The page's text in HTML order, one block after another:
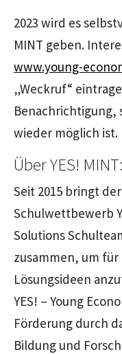
2023 wird es
MINT geben.
www.young-
„Weckruf“
Benachrichtigung,
wieder möglich ist.
Über YES! MINT:
Seit 2015 bringt
Schulwettbewerb
Solutions
zusammen, um
Lösungsideen
YES! – Young
Förderung durch
Bildung und